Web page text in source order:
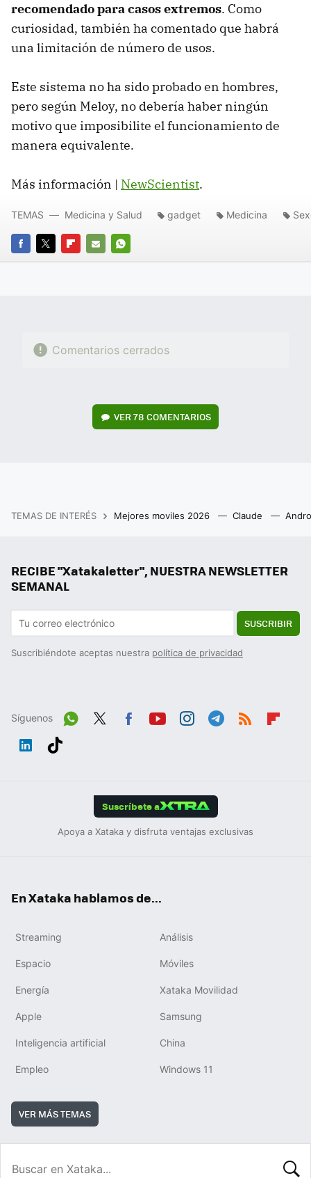
recomendado para casos extremos. Como
curiosidad, también ha comentado que habrá
una limitación de número de usos.
Este sistema no ha sido probado en hombres,
pero según Meloy, no debería haber ningún
motivo que imposibilite el funcionamiento de
manera equivalente.
Más información | NewScientist.
FACEBOOK
TWITTERFLIPBOARD
E-
WHATSAPP
TEMAS Medicina y Salud gadget Medicina
Comentarios cerrados
VER78 COMENTARIOS
TEMAS DE INTERÉS Mejores moviles 2026 Claude
RECIBE "Xatakaletter", NUESTRA NEWSLETTER
SEMANAL
SUSCRIBIR
Suscribiéndote aceptas nuestra política de privacidad
Síguenos
Wh
Suscríbete a
Apoya a Xataka y disfruta ventajas exclusivas
En Xataka hablamos de...
Streaming Análisis
Espacio Móviles
Energía Xataka Movilidad
Apple Samsung
Inteligencia artificial China
Empleo Windows 11
VER MÁS TEMAS